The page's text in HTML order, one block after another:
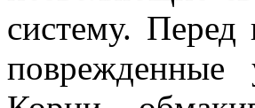
систему. Перед
поврежденные